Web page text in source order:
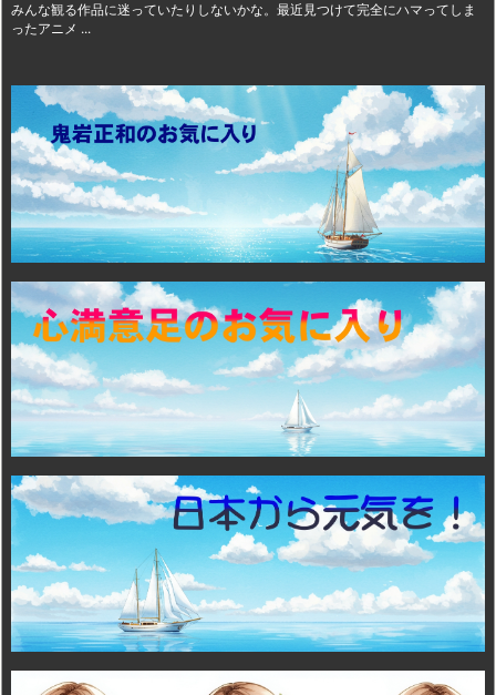
みんな観る作品に迷っていたりしないかな。最近見つけて完全にハマってしま
ったアニメ ...